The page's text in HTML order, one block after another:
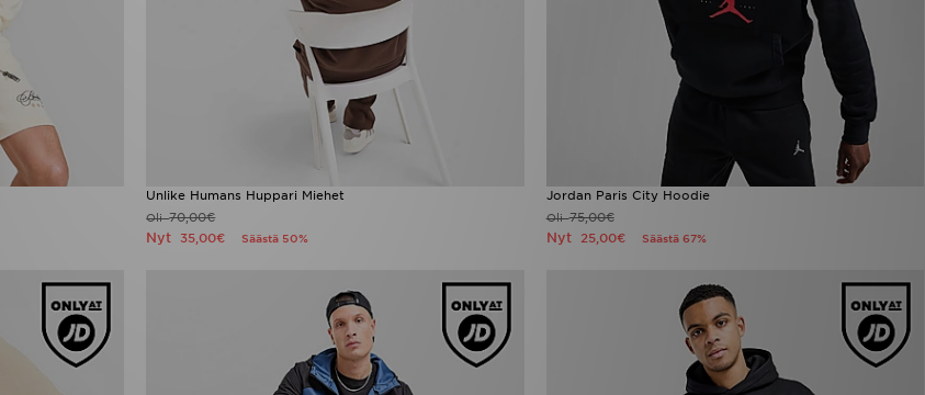
Unlike Humans Huppari Miehet
Oli70,00€
Nyt 35,00€ Säästä 50%
Jordan Paris City Hoodie
Oli75,00€
Nyt 25,00€ Säästä 67%